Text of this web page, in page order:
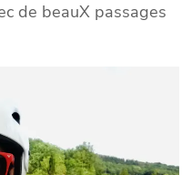
de beauX passages